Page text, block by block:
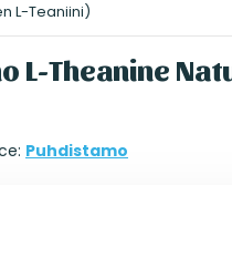
L-Teaniini)
L-Theanine
Puhdistamo